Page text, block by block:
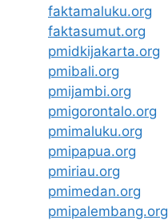
faktamaluku.org
faktasumut.org
pmidkijakarta.org
pmibali.org
pmijambi.org
pmigorontalo.org
pmimaluku.org
pmipapua.org
pmiriau.org
pmimedan.org
pmipalembang.org